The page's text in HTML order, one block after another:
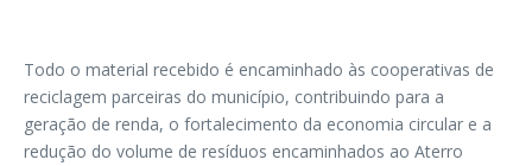
Todo o material recebido é encaminhado às cooperativas de
reciclagem parceiras do município, contribuindo para a
geração de renda, o fortalecimento da economia circular e a
redução do volume de resíduos encaminhados ao Aterro